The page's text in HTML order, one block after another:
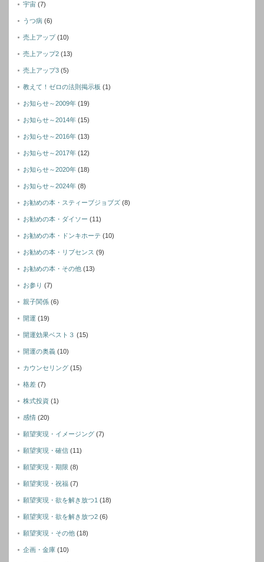
宇宙 (7)
うつ病 (6)
売上アップ(10)
売上アップ2 (13)
売上アップ3 (5)
教えて！ゼロの法則掲示板 (1)
お知らせ～2009年 (19)
お知らせ～2014年 (15)
お知らせ～2016年 (13)
お知らせ～2017年 (12)
お知らせ～2020年 (18)
お知らせ～2024年 (8)
お勧めの本・スティーブジョブズ (8)
お勧めの本・ダイソー (11)
お勧めの本・ドンキホーテ (10)
お勧めの本・リブセンス (9)
お勧めの本・その他 (13)
お参り (7)
親子関係 (6)
開運 (19)
開運効果ベスト３ (15)
開運の奥義 (10)
カウンセリング (15)
格差 (7)
株式投資 (1)
感情 (20)
願望実現・イメージング (7)
願望実現・確信 (11)
願望実現・期限 (8)
願望実現・祝福 (7)
願望実現・欲を解き放つ1 (18)
願望実現・欲を解き放つ2 (6)
願望実現・その他 (18)
企画・金庫 (10)